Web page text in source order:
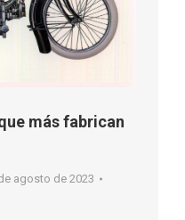
más fabrican
agosto de 2023